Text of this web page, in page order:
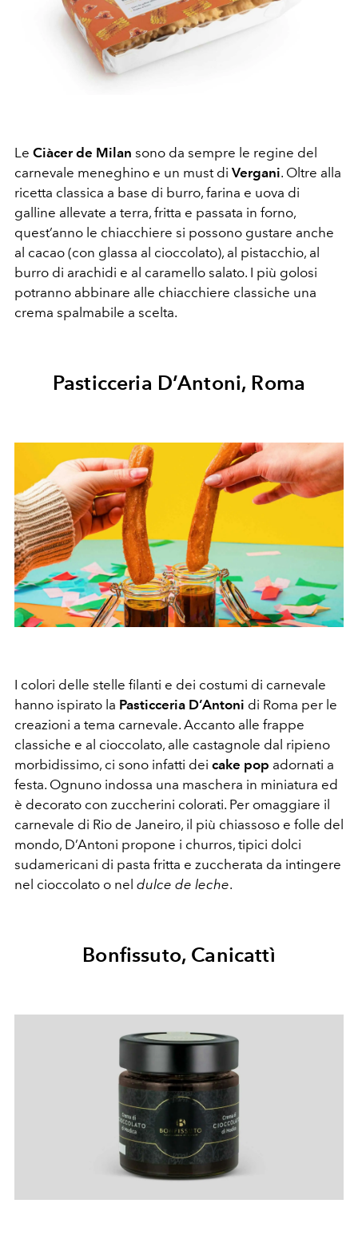
Le Ciàcer de Milan sono da sempre le regine del
carnevale meneghino e un must di Vergani. Oltre alla
ricetta classica a base di burro, farina e uova di
galline allevate a terra, fritta e passata in forno,
quest’anno le chiacchiere si possono gustare anche
al cacao (con glassa al cioccolato), al pistacchio, al
burro di arachidi e al caramello salato. I più golosi
potranno abbinare alle chiacchiere classiche una
crema spalmabile a scelta.
Pasticceria D’Antoni, Roma
I colori delle stelle filanti e dei costumi di carnevale
hanno ispirato la Pasticceria D’Antoni di Roma per le
creazioni a tema carnevale. Accanto alle frappe
classiche e al cioccolato, alle castagnole dal ripieno
morbidissimo, ci sono infatti dei cake pop adornati a
festa. Ognuno indossa una maschera in miniatura ed
è decorato con zuccherini colorati. Per omaggiare il
carnevale di Rio de Janeiro, il più chiassoso e folle del
mondo, D’Antoni propone i churros, tipici dolci
sudamericani di pasta fritta e zuccherata da intingere
nel cioccolato o nel dulce de leche.
Bonfissuto, Canicattì